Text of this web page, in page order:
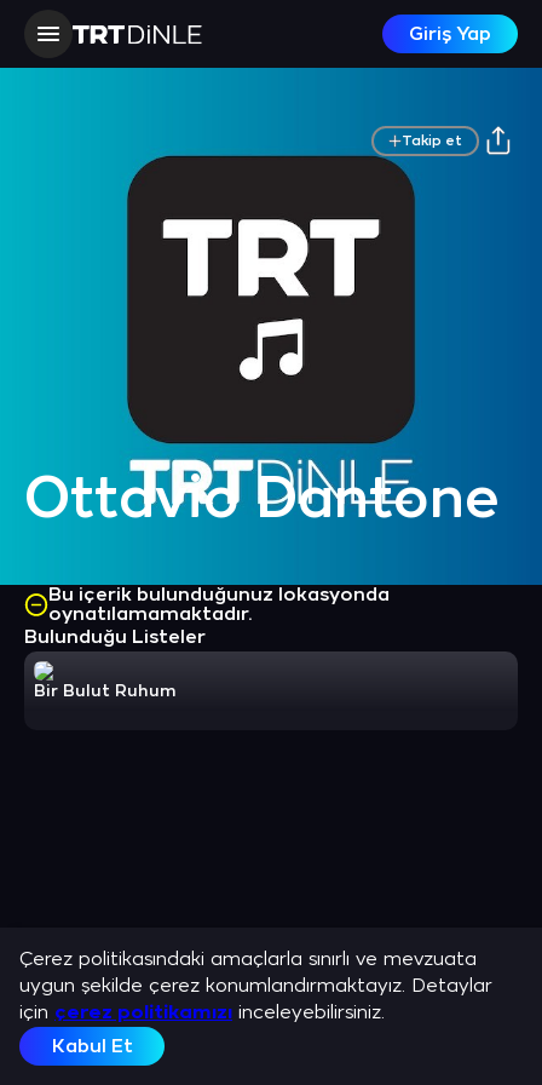
Giriş Yap
Ottavio Dantone
Takip et
Bu içerik bulunduğunuz lokasyonda
oynatılamamaktadır.
Bulunduğu Listeler
Bir Bulut Ruhum
Çerez politikasındaki amaçlarla sınırlı ve mevzuata
uygun şekilde çerez konumlandırmaktayız. Detaylar
için çerez politikamızı inceleyebilirsiniz.
Kabul Et